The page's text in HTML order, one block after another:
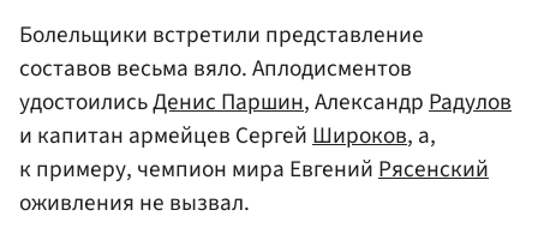
Болельщики встретили представление
составов весьма вяло. Аплодисментов
удостоилисьДенис Паршин, Александр Радулов
и капитан армейцев Сергей Широков, а,
к примеру, чемпион мира Евгений Рясенский
оживления не вызвал.